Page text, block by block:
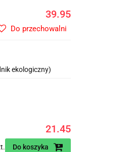
39.95
Do przechowalni
ekologiczny)
21.45
Do koszyka